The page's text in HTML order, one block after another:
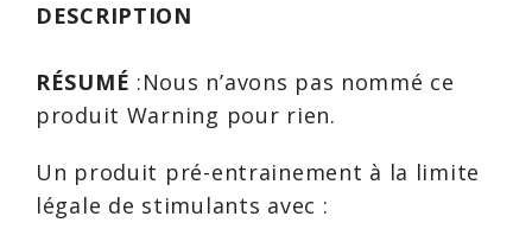
DESCRIPTION
RÉSUMÉ :Nous n’avons pas nommé ce
produit Warning pour rien.
Un produit pré-entrainement à la limite
légale de stimulants avec :